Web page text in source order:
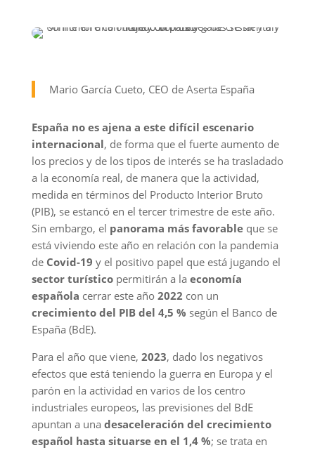
Mario García Cueto, CEO de Aserta España
España no es ajena a este difícil escenario
internacional, de forma que el fuerte aumento de
los precios y de los tipos de interés se ha trasladado
a la economía real, de manera que la actividad,
medida en términos del Producto Interior Bruto
(PIB), se estancó en el tercer trimestre de este año.
Sin embargo, el panorama más favorableque se
está viviendo este año en relación con la pandemia
de Covid-19 y el positivo papel que está jugando el
sector turísticopermitirán a la economía
española cerrar este año 2022 con un
crecimiento del PIB del 4,5 % según el Banco de
España (BdE).
Para el año que viene, 2023, dado los negativos
efectos que está teniendo la guerra en Europa y el
parón en la actividad en varios de los centro
industriales europeos, las previsiones del BdE
apuntan a una desaceleración del crecimiento
español hasta situarse en el 1,4 %; se trata en